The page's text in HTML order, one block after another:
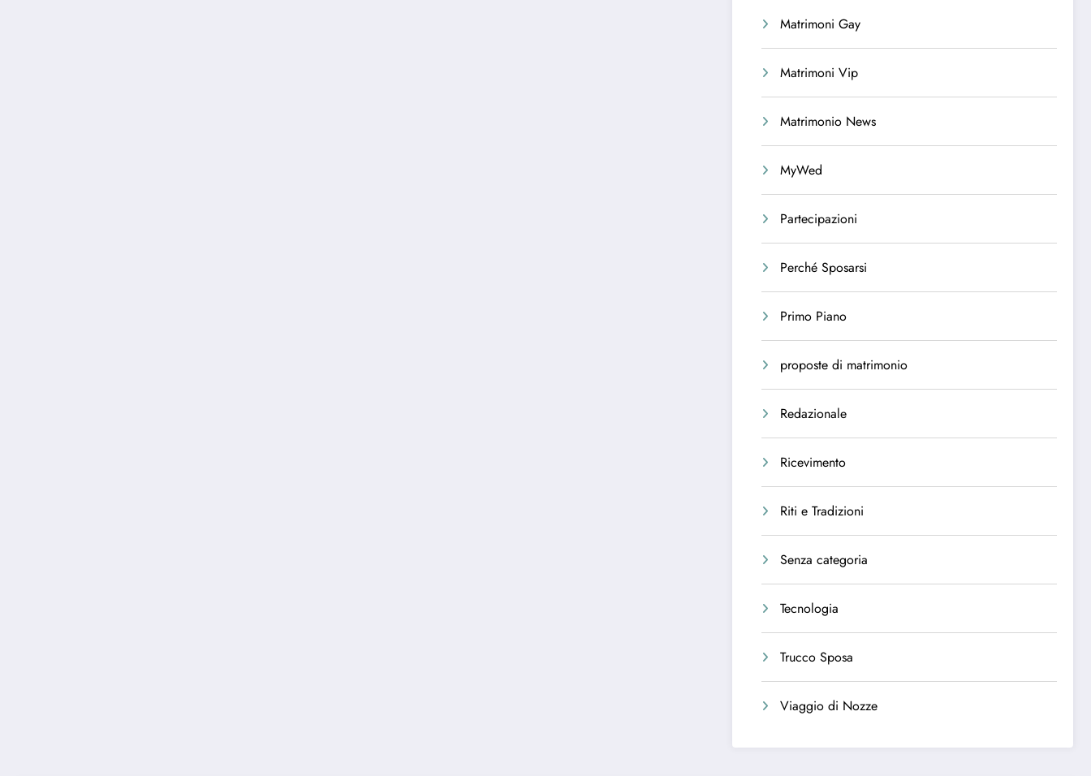
Matrimoni Gay
Matrimoni Vip
Matrimonio News
MyWed
Partecipazioni
Perché Sposarsi
Primo Piano
proposte di matrimonio
Redazionale
Ricevimento
Riti e Tradizioni
Senza categoria
Tecnologia
Trucco Sposa
Viaggio di Nozze